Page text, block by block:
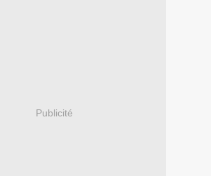
Publicité